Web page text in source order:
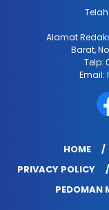
Alamat
Barat,
Telp:
Email:
HOME
PRIVACY POLICY
PEDOMAN